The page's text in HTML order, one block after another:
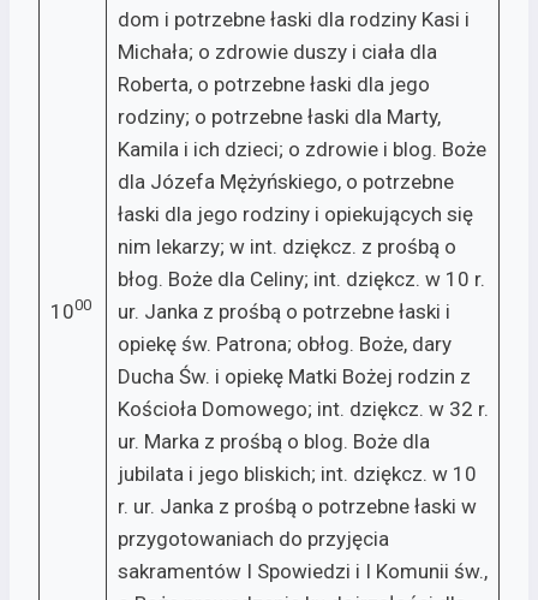
1000
dom i potrzebne łaski dla rodziny Kasi i
Michała; o zdrowie duszy i ciała dla
Roberta, o potrzebne łaski dla jego
rodziny; o potrzebne łaski dla Marty,
Kamila i ich dzieci; o zdrowie i blog. Boże
dla Józefa Mężyńskiego, o potrzebne
łaski dla jego rodziny i opiekujących się
nim lekarzy; w int. dziękcz. z prośbą o
błog. Boże dla Celiny; int. dziękcz. w 10 r.
ur. Janka z prośbą o potrzebne łaski i
opiekę św. Patrona; obłog. Boże, dary
Ducha Św. i opiekę Matki Bożej rodzin z
Kościoła Domowego; int. dziękcz. w 32 r.
ur. Marka z prośbą o blog. Boże dla
jubilata i jego bliskich; int. dziękcz. w 10
r. ur. Janka z prośbą o potrzebne łaski w
przygotowaniach do przyjęcia
sakramentów I Spowiedzi i I Komunii św.,